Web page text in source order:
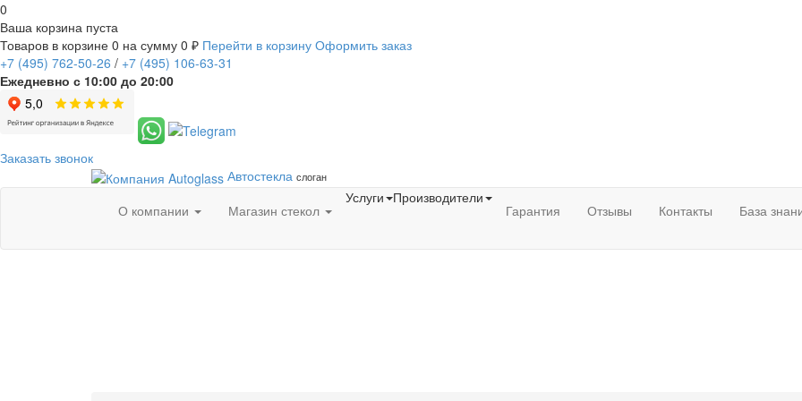
0
Ваша корзина пуста
Товаров в корзине 0 на сумму 0 ₽ Перейти в корзину Оформить заказ
+7 (495) 762-50-26 / +7 (495) 106-63-31
Ежедневно с 10:00 до 20:00
Заказать звонок
Автостекла слоган
О компании Магазин стекол
Услуги Производители
Гарантия Отзывы Контакты База